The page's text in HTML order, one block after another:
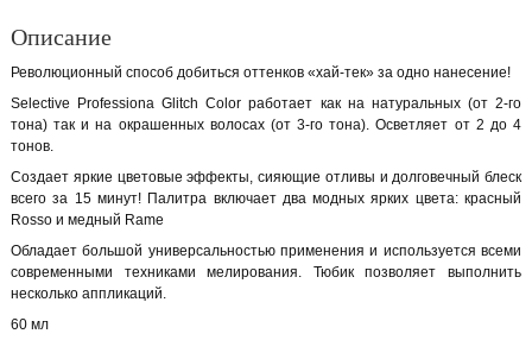
Описание
Революционный способ добиться оттенков «хай-тек» за одно нанесение!
Selective Professiona Glitch Color работает как на натуральных (от 2-го
тона) так и на окрашенных волосах (от 3-го тона). Осветляет от 2 до 4
тонов.
Создает яркие цветовые эффекты, сияющие отливы и долговечный блеск
всего за 15 минут! Палитра включает два модных ярких цвета: красный
Rosso и медный Rame
Обладает большой универсальностью применения и используется всеми
современными техниками мелирования. Тюбик позволяет выполнить
несколько аппликаций.
60 мл